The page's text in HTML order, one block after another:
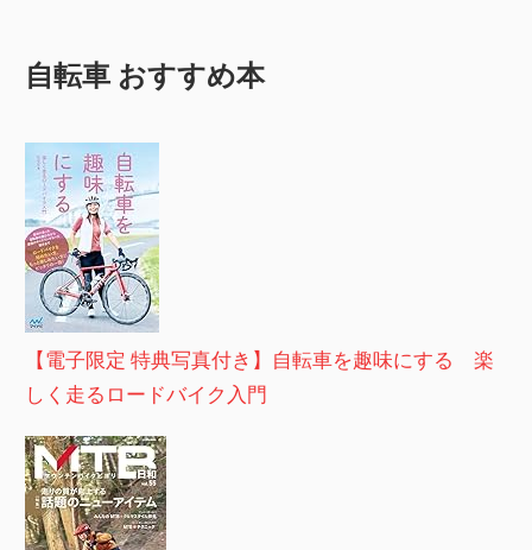
自転車 おすすめ本
【電子限定 特典写真付き】自転車を趣味にする 楽
しく走るロードバイク入門